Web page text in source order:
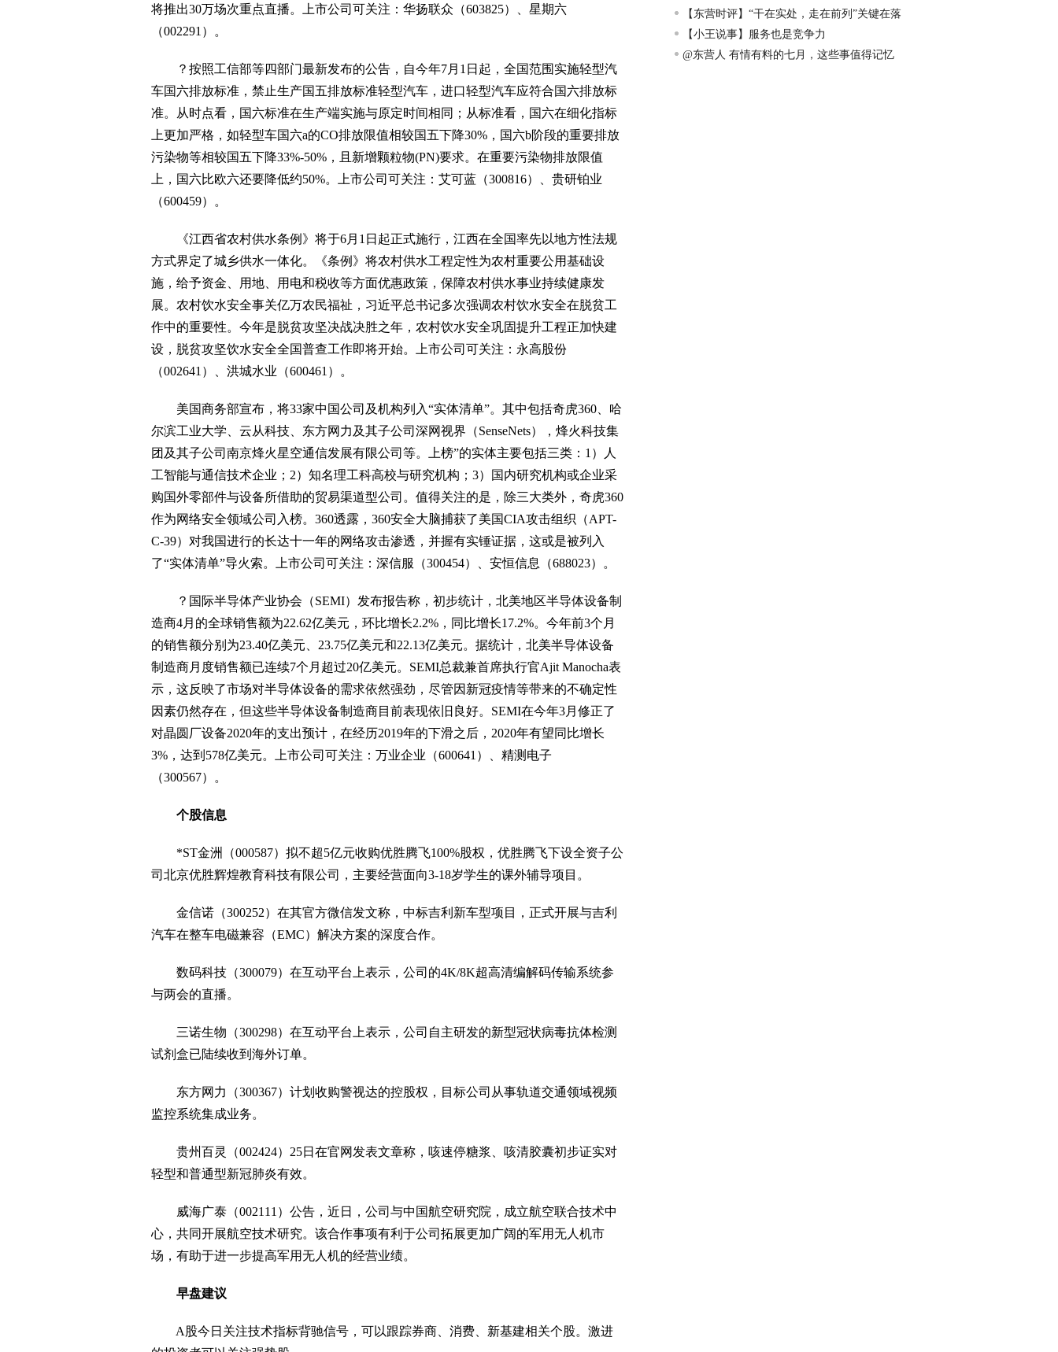
将推出30万场次重点直播。上市公司可关注：华扬联众（603825）、星期六
（002291）。
？按照工信部等四部门最新发布的公告，自今年7月1日起，全国范围实施轻型汽
车国六排放标准，禁止生产国五排放标准轻型汽车，进口轻型汽车应符合国六排放标
准。从时点看，国六标准在生产端实施与原定时间相同；从标准看，国六在细化指标
上更加严格，如轻型车国六a的CO排放限值相较国五下降30%，国六b阶段的重要排放
污染物等相较国五下降33%-50%，且新增颗粒物(PN)要求。在重要污染物排放限值
上，国六比欧六还要降低约50%。上市公司可关注：艾可蓝（300816）、贵研铂业
（600459）。
《江西省农村供水条例》将于6月1日起正式施行，江西在全国率先以地方性法规
方式界定了城乡供水一体化。《条例》将农村供水工程定性为农村重要公用基础设
施，给予资金、用地、用电和税收等方面优惠政策，保障农村供水事业持续健康发
展。农村饮水安全事关亿万农民福祉，习近平总书记多次强调农村饮水安全在脱贫工
作中的重要性。今年是脱贫攻坚决战决胜之年，农村饮水安全巩固提升工程正加快建
设，脱贫攻坚饮水安全全国普查工作即将开始。上市公司可关注：永高股份
（002641）、洪城水业（600461）。
美国商务部宣布，将33家中国公司及机构列入“实体清单”。其中包括奇虎360、哈
尔滨工业大学、云从科技、东方网力及其子公司深网视界（SenseNets），烽火科技集
团及其子公司南京烽火星空通信发展有限公司等。上榜”的实体主要包括三类：1）人
工智能与通信技术企业；2）知名理工科高校与研究机构；3）国内研究机构或企业采
购国外零部件与设备所借助的贸易渠道型公司。值得关注的是，除三大类外，奇虎360
作为网络安全领域公司入榜。360透露，360安全大脑捕获了美国CIA攻击组织（APT-
C-39）对我国进行的长达十一年的网络攻击渗透，并握有实锤证据，这或是被列入
了“实体清单”导火索。上市公司可关注：深信服（300454）、安恒信息（688023）。
？国际半导体产业协会（SEMI）发布报告称，初步统计，北美地区半导体设备制
造商4月的全球销售额为22.62亿美元，环比增长2.2%，同比增长17.2%。今年前3个月
的销售额分别为23.40亿美元、23.75亿美元和22.13亿美元。据统计，北美半导体设备
制造商月度销售额已连续7个月超过20亿美元。SEMI总裁兼首席执行官Ajit Manocha表
示，这反映了市场对半导体设备的需求依然强劲，尽管因新冠疫情等带来的不确定性
因素仍然存在，但这些半导体设备制造商目前表现依旧良好。SEMI在今年3月修正了
对晶圆厂设备2020年的支出预计，在经历2019年的下滑之后，2020年有望同比增长
3%，达到578亿美元。上市公司可关注：万业企业（600641）、精测电子
（300567）。
个股信息
*ST金洲（000587）拟不超5亿元收购优胜腾飞100%股权，优胜腾飞下设全资子公
司北京优胜辉煌教育科技有限公司，主要经营面向3-18岁学生的课外辅导项目。
金信诺（300252）在其官方微信发文称，中标吉利新车型项目，正式开展与吉利
汽车在整车电磁兼容（EMC）解决方案的深度合作。
数码科技（300079）在互动平台上表示，公司的4K/8K超高清编解码传输系统参
与两会的直播。
三诺生物（300298）在互动平台上表示，公司自主研发的新型冠状病毒抗体检测
试剂盒已陆续收到海外订单。
东方网力（300367）计划收购警视达的控股权，目标公司从事轨道交通领域视频
监控系统集成业务。
贵州百灵（002424）25日在官网发表文章称，咳速停糖浆、咳清胶囊初步证实对
轻型和普通型新冠肺炎有效。
威海广泰（002111）公告，近日，公司与中国航空研究院，成立航空联合技术中
心，共同开展航空技术研究。该合作事项有利于公司拓展更加广阔的军用无人机市
场，有助于进一步提高军用无人机的经营业绩。
早盘建议
A股今日关注技术指标背驰信号，可以跟踪券商、消费、新基建相关个股。激进
大学
【东营时评】“干在实处，走在前列”关键在落
实
【小王说事】服务也是竞争力
@东营人 有情有料的七月，这些事值得记忆